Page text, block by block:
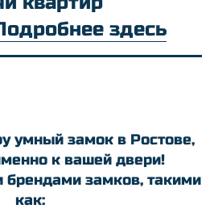
здесь
умный замок в Ростове,
к вашей двери!
замков, такими
как: